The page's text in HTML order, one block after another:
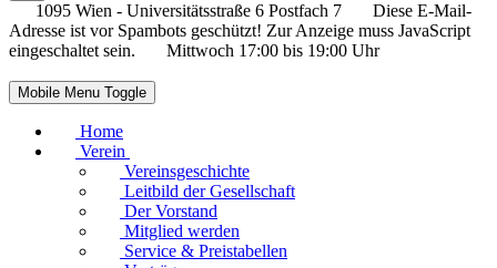
1095 Wien - Universitätsstraße 6 Postfach 7
Diese E-Mail-
Adresse ist vor Spambots geschützt! Zur Anzeige muss JavaScript
eingeschaltet sein.
Mittwoch 17:00 bis 19:00 Uhr
Mobile Menu Toggle
Home
Verein
Vereinsgeschichte
Leitbild der Gesellschaft
Der Vorstand
Mitglied werden
Service & Preistabellen